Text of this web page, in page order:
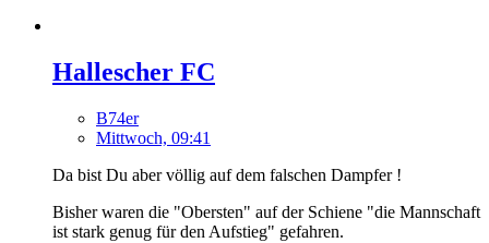
Hallescher FC
B74er
Mittwoch, 09:41
Da bist Du aber völlig auf dem falschen Dampfer !
Bisher waren die "Obersten" auf der Schiene "die Mannschaft
ist stark genug für den Aufstieg" gefahren.